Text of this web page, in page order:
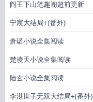
阎王下山笔趣阁超前更新
宁宸大结局+(番外)
萧诺小说全集阅读
楚凌天小说全集阅读
陆玄小说全集阅读
李湛世子无双大结局+(番外)